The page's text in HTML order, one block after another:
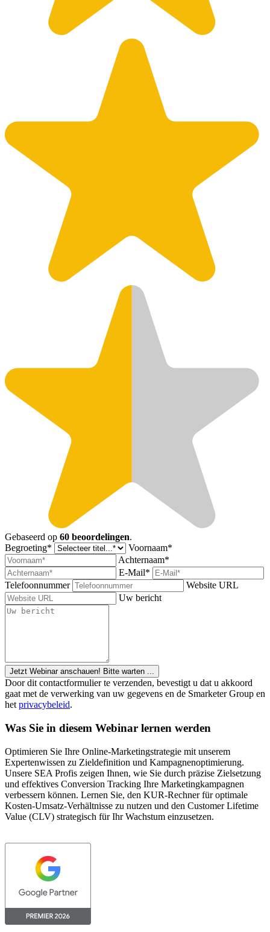
Gebaseerd op 60 beoordelingen.
Begroeting*
Voornaam*
Achternaam*
E-Mail*
Telefoonnummer
Website URL
Uw bericht
Jetzt Webinar anschauen! Bitte warten ...
Door dit contactformulier te verzenden, bevestigt u dat u akkoord
gaat met de verwerking van uw gegevens en de Smarketer Group en
het privacybeleid.
Was Sie in diesem Webinar lernen werden
Optimieren Sie Ihre Online-Marketingstrategie mit unserem
Expertenwissen zu Zieldefinition und Kampagnenoptimierung.
Unsere SEA Profis zeigen Ihnen, wie Sie durch präzise Zielsetzung
und effektives Conversion Tracking Ihre Marketingkampagnen
verbessern können. Lernen Sie, den KUR-Rechner für optimale
Kosten-Umsatz-Verhältnisse zu nutzen und den Customer Lifetime
Value (CLV) strategisch für Ihr Wachstum einzusetzen.